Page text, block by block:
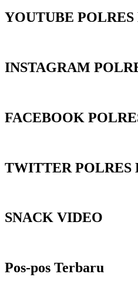
YOUTUBE POLRES
INSTAGRAM
FACEBOOK
TWITTER POLRES
SNACK VIDEO
Pos-pos Terbaru